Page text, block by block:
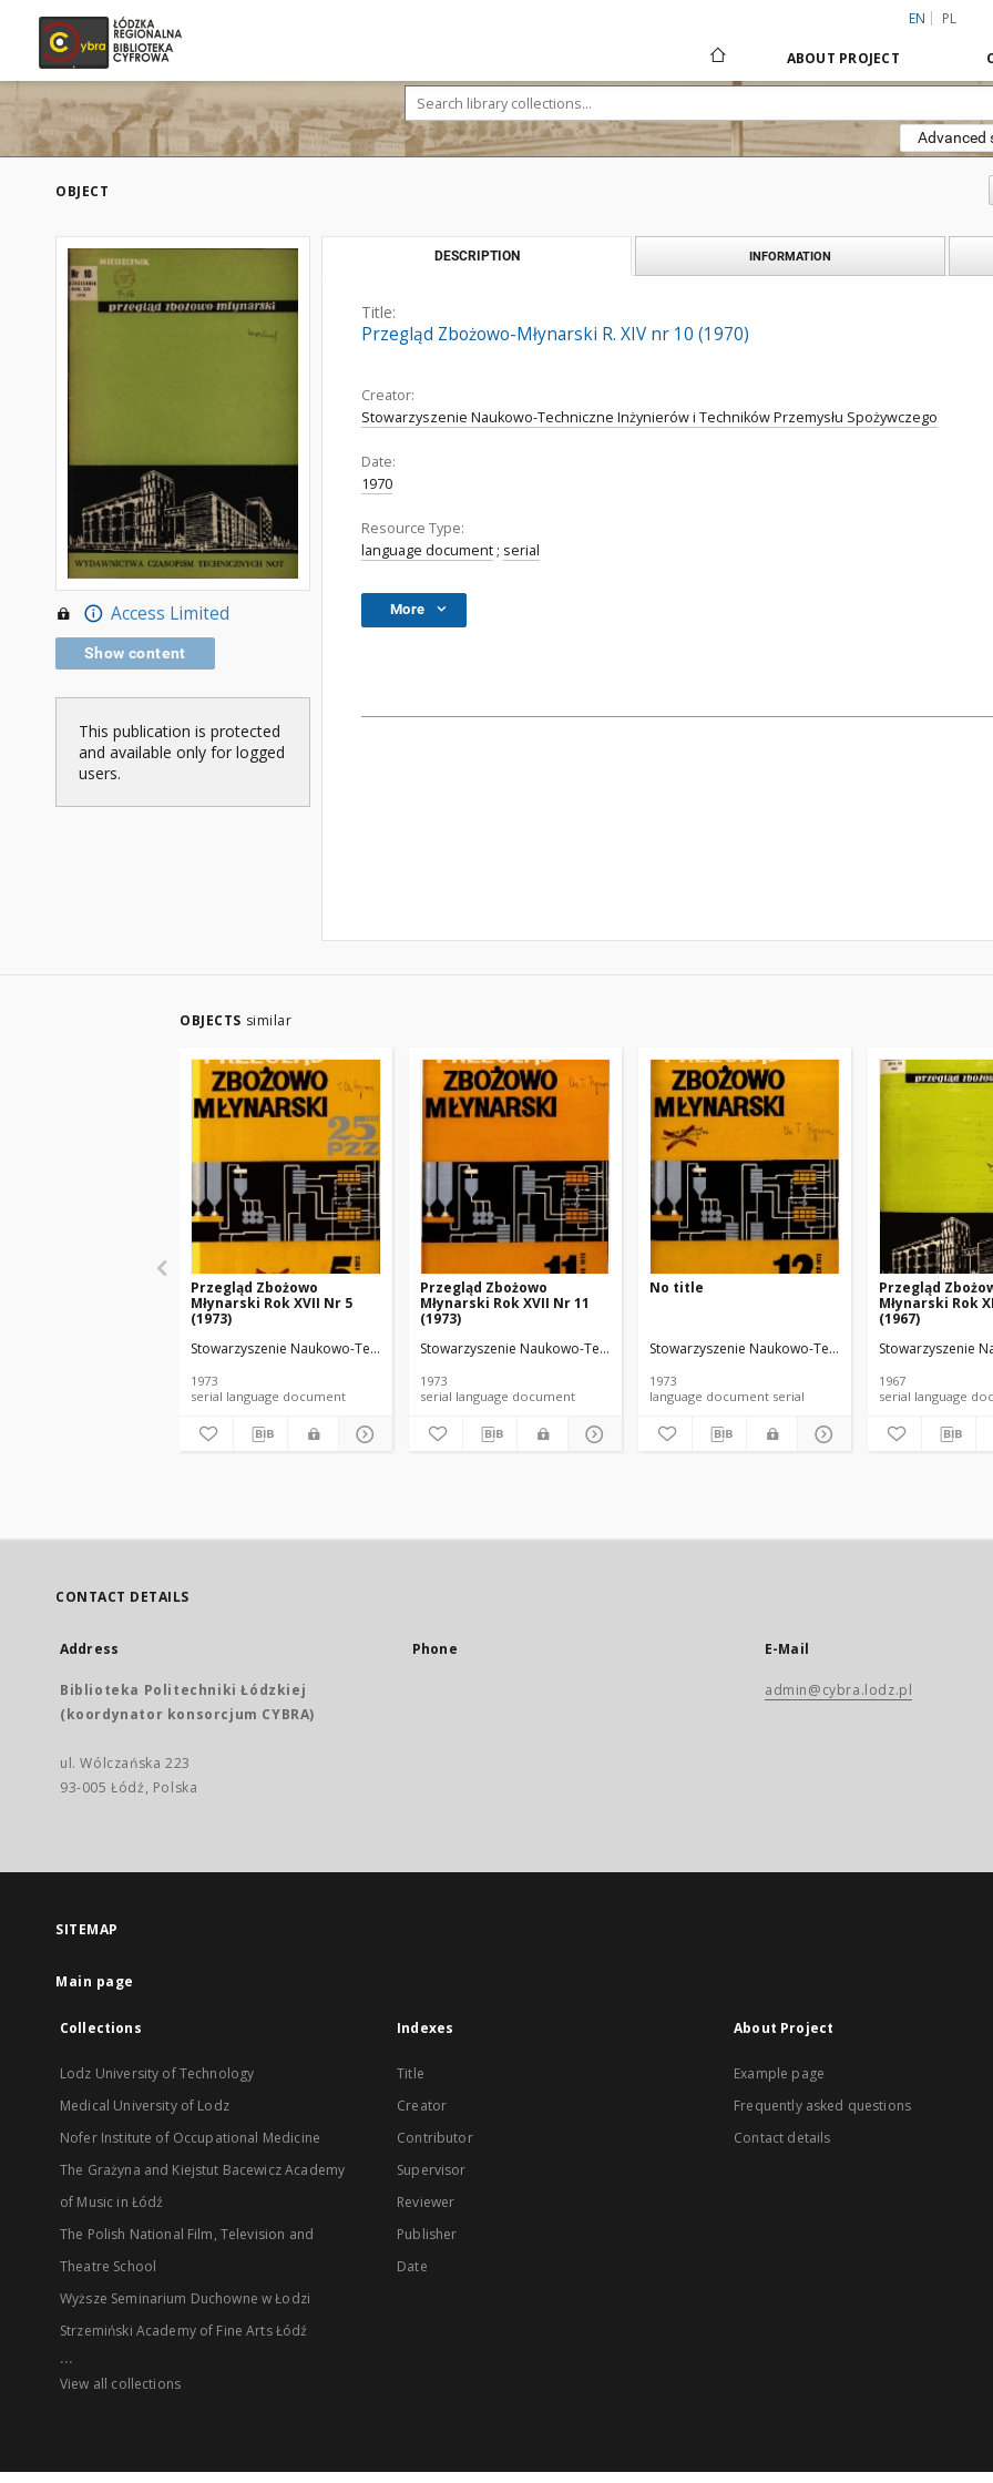
EN PL
ABOUT PROJECT
Advanced
OBJECT
Access Limited
Show content
This publication is protected
and available only for logged
users.
DESCRIPTION INFORMATION
Title:
Przegląd Zbożowo-Młynarski R. XIV nr 10 (1970)
Creator:
Stowarzyszenie Naukowo-Techniczne Inżynierów i Techników Przemysłu Spożywczego
Date:
1970
Resource Type:
language document ; serial
More
OBJECTS similar
Przegląd Zbożowo
Młynarski Rok XVII Nr 5
(1973)
Stowarzyszenie Naukowo-Techniczne Inżynierów i Techników Przemysłu Spożywczego
1973
serial language document
Przegląd Zbożowo
Młynarski Rok XVII Nr 11
(1973)
Stowarzyszenie Naukowo-Techniczne Inżynierów i Techników Przemysłu Spożywczego
1973
serial language document
No title
Stowarzyszenie Naukowo-Techniczne Inżynierów i
1973
language document serial
Przegląd
Młynarski Rok
(1967)
Stowarzyszenie
1967
serial language
CONTACT DETAILS
Address
Biblioteka Politechniki Łódzkiej
(koordynator konsorcjum CYBRA)
ul. Wólczańska 223
93-005 Łódź, Polska
Phone E-Mail
admin@cybra.lodz.pl
SITEMAP
Main page
Collections
Lodz University of Technology
Medical University of Lodz
Nofer Institute of Occupational Medicine
The Grażyna and Kiejstut Bacewicz Academy
of Music in Łódź
The Polish National Film, Television and
Theatre School
Wyższe Seminarium Duchowne w Łodzi
Strzemiński Academy of Fine Arts Łódź
...
View all collections
Indexes
Title
Creator
Contributor
Supervisor
Reviewer
Publisher
Date
About Project
Example page
Frequently asked questions
Contact details